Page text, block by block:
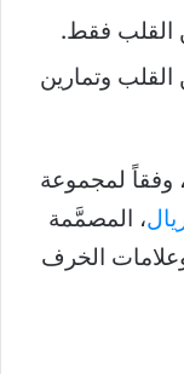
القلب فقط.
وتمارين
وفقاً لمجموعة
، المصمَّمة
الخرف